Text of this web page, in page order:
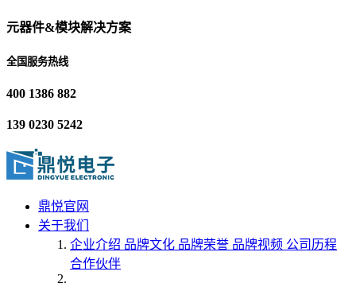
元器件&模块解决方案
全国服务热线
400 1386 882
139 0230 5242
鼎悦官网
关于我们
企业介绍 品牌文化 品牌荣誉 品牌视频 公司历程
合作伙伴